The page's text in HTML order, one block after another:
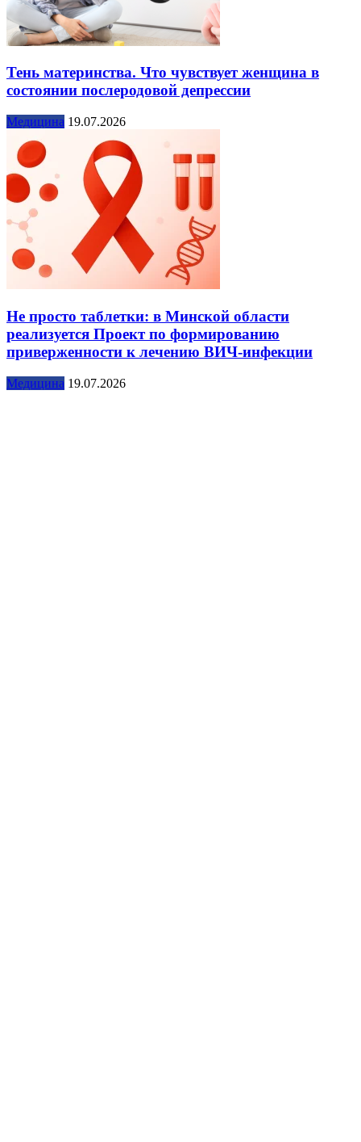
Тень материнства. Что чувствует женщина в
состоянии послеродовой депрессии
Медицина 19.07.2026
Не просто таблетки: в Минской области
реализуется Проект по формированию
приверженности к лечению ВИЧ-инфекции
Медицина 19.07.2026